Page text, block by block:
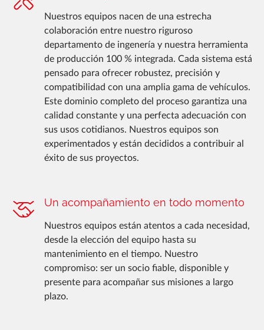
Nuestros equipos nacen de una estrecha
colaboración entre nuestro riguroso
departamento de ingenería y nuestra herramienta
de producción 100 % integrada. Cada sistema está
pensado para ofrecer robustez, precisión y
compatibilidad con una amplia gama de vehículos.
Este dominio completo del proceso garantiza una
calidad constante y una perfecta adecuación con
sus usos cotidianos. Nuestros equipos son
experimentados y están decididos a contribuir al
éxito de sus proyectos.
Un acompañamiento en todo momento
Nuestros equipos están atentos a cada necesidad,
desde la elección del equipo hasta su
mantenimiento en el tiempo. Nuestro
compromiso: ser un socio fiable, disponible y
presente para acompañar sus misiones a largo
plazo.